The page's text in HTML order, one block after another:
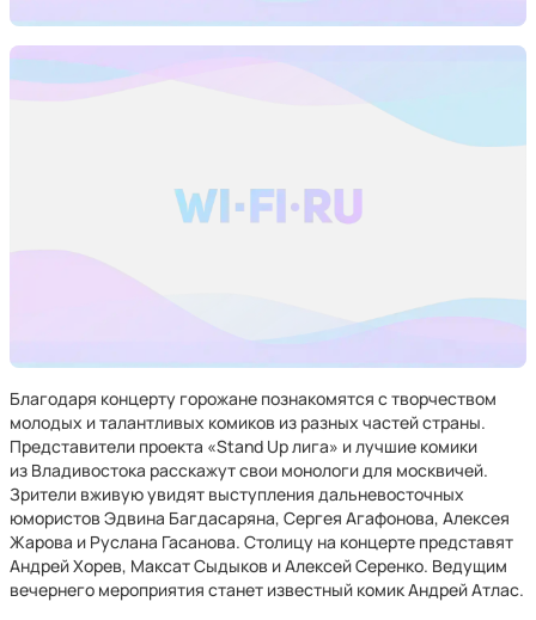
Благодаря концерту горожане познакомятся с творчеством
молодых и талантливых комиков из разных частей страны.
Представители проекта «Stand Up лига» и лучшие комики
из Владивостока расскажут свои монологи для москвичей.
Зрители вживую увидят выступления дальневосточных
юмористов Эдвина Багдасаряна, Сергея Агафонова, Алексея
Жарова и Руслана Гасанова. Столицу на концерте представят
Андрей Хорев, Максат Сыдыков и Алексей Серенко. Ведущим
вечернего мероприятия станет известный комик Андрей Атлас.